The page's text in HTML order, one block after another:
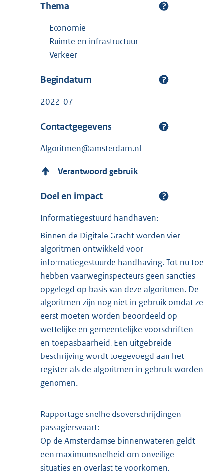
Thema
Economie
Ruimte en infrastructuur
Verkeer
Begindatum
2022-07
Contactgegevens
Algoritmen@amsterdam.nl
Verantwoord gebruik
Doel en impact
Informatiegestuurd handhaven:
Binnen de Digitale Gracht worden vier
algoritmen ontwikkeld voor
informatiegestuurde handhaving. Tot nu toe
hebben vaarweginspecteurs geen sancties
opgelegd op basis van deze algoritmen. De
algoritmen zijn nog niet in gebruik omdat ze
eerst moeten worden beoordeeld op
wettelijke en gemeentelijke voorschriften
en toepasbaarheid. Een uitgebreide
beschrijving wordt toegevoegd aan het
register als de algoritmen in gebruik worden
genomen.
Rapportage snelheidsoverschrijdingen
passagiersvaart:
Op de Amsterdamse binnenwateren geldt
een maximumsnelheid om onveilige
situaties en overlast te voorkomen.